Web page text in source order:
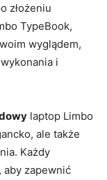
złożeniu
‍TypeBook,
wyglądem,
i
laptop Limbo
ale także
Każdy
aby zapewnić